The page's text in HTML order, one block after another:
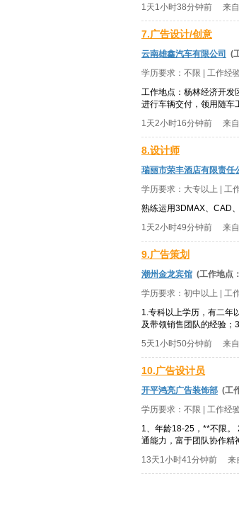
1天1小时38分钟前 来自
7.广告设计/创意
云南雄鑫汽车有限公司 (
学历要求： 不限 | 工作经
工作地点：杨林经济开发
进行车辆交付，领用随车
1天2小时16分钟前 来自
8.设计师
瑞丽市荣丰酒店有限责任
学历要求： 大专以上 | 工
熟练运用3DMAX、CAD
1天2小时49分钟前 来自
9.广告策划
潮州金龙宾馆 (工作地点：
学历要求： 初中以上 | 工
1.专科以上学历，有二年
及带领销售团队的经验；
5天1小时50分钟前 来自
10.广告设计员
开平鸿亮广告装饰部 (工
学历要求： 不限 | 工作经
1、年龄18-25，**不限。
通能力，富于团队协作精
13天1小时41分钟前 来